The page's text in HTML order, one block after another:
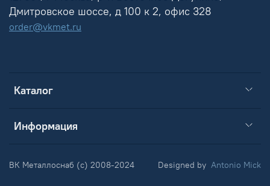
Каталог
Информация
Дмитровское шоссе, д 100 к 2, офис 328
order@vkmet.ru
ВК Металлоснаб (c) 2008-2024 Designed by Antonio Mick